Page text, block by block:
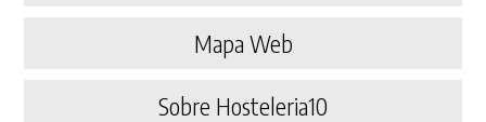
Mapa Web
Sobre Hosteleria10